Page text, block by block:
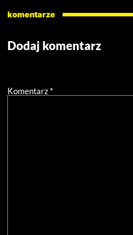
komentarze
Dodaj komentarz
Komentarz*